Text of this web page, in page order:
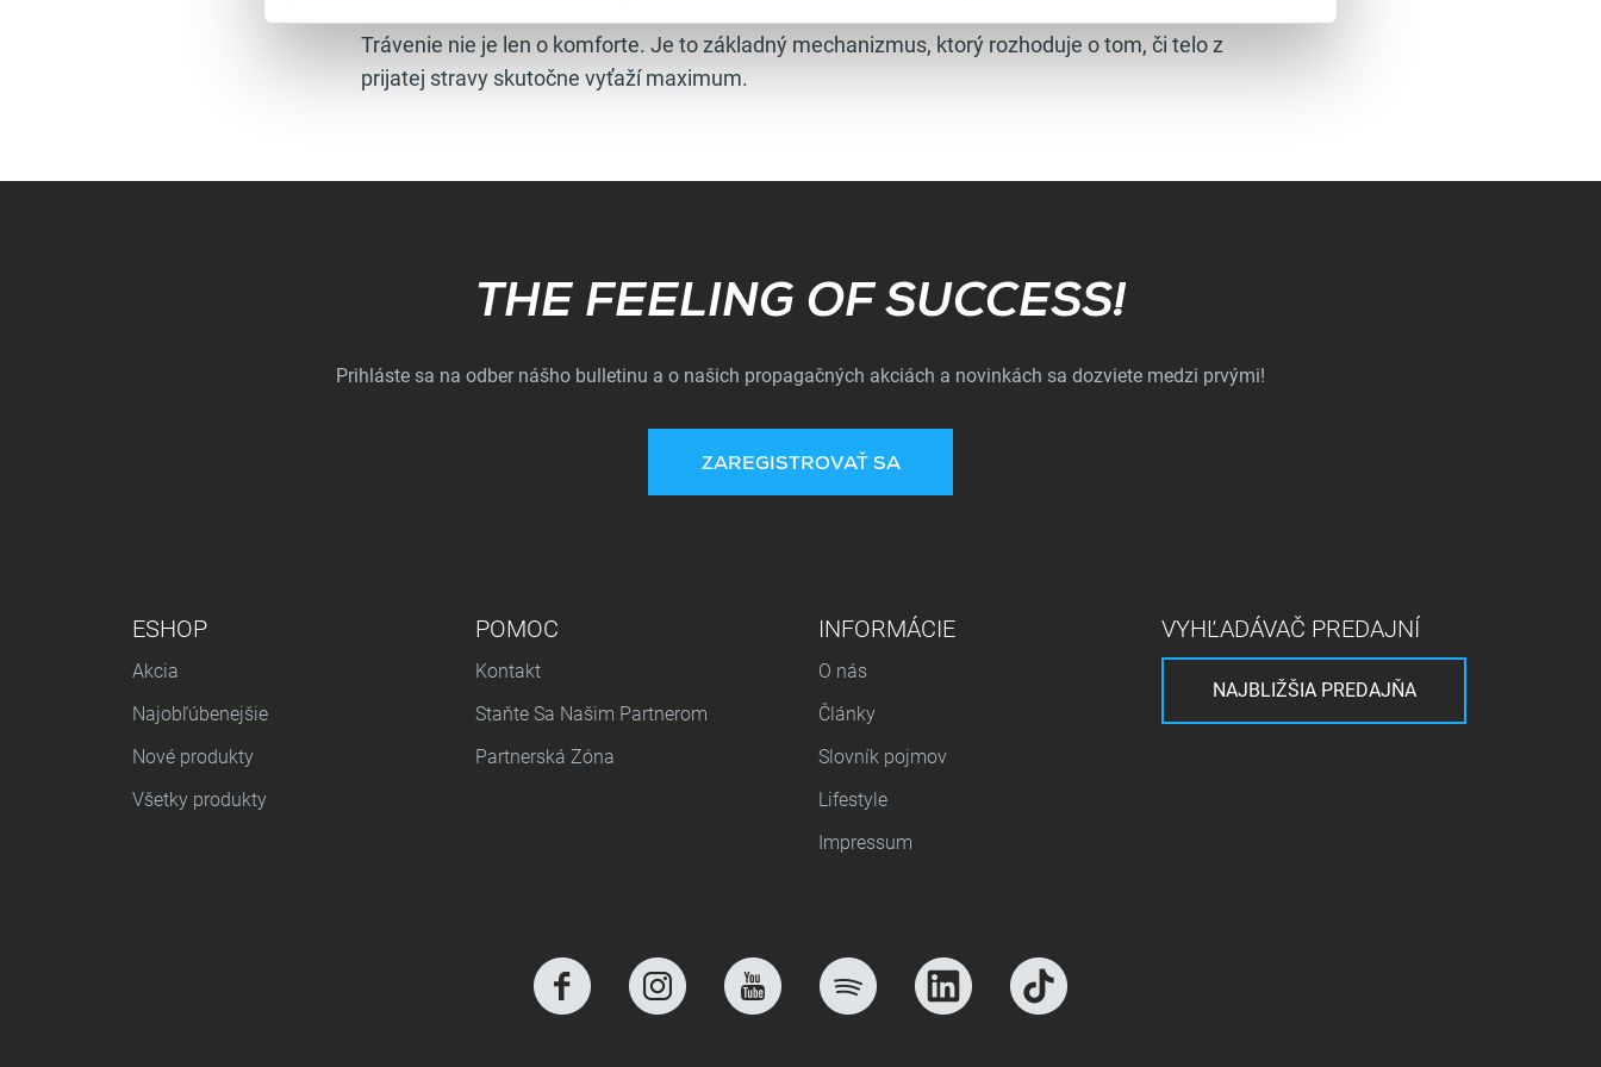
Trávenie nie je len o komforte. Je to základný mechanizmus, ktorý rozhoduje o tom, či telo z
prijatej stravy skutočne vyťaží maximum.
Subscribe
THE FEELING OF SUCCESS!
Prihláste sa na odber nášho bulletinu a o našich propagačných akciách a novinkách sa dozviete medzi prvými!
ZAREGISTROVAŤ SA
PONUKA V PÄTE
ESHOP
Akcia
Najobľúbenejšie
Nové produkty
Všetky produkty
POMOC
Kontakt
Staňte Sa Našim Partnerom
Partnerská Zóna
INFORMÁCIE
O nás
Články
Slovník pojmov
Lifestyle
Impressum
VYHĽADÁVAČ PREDAJNÍ
NAJBLIŽŠIA PREDAJŇA